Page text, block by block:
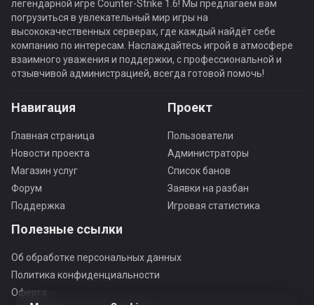
легендарной игре Counter-Strike 1.6! Мы предлагаем вам
погрузиться в увлекательный мир игры на
высококачественных серверах, где каждый найдёт себе
компанию по интересам. Наслаждайтесь игрой в атмосфере
взаимного уважения и поддержки, с профессиональной и
отзывчивой администрацией, всегда готовой помочь!
Навигация
Главная страница
Новости проекта
Магазин услуг
Форум
Поддержка
Проект
Пользователи
Администраторы
Список банов
Заявки на разбан
Игровая статистика
Полезные ссылки
Об обработке персональных данных
Политика конфиденциальности
Оферта